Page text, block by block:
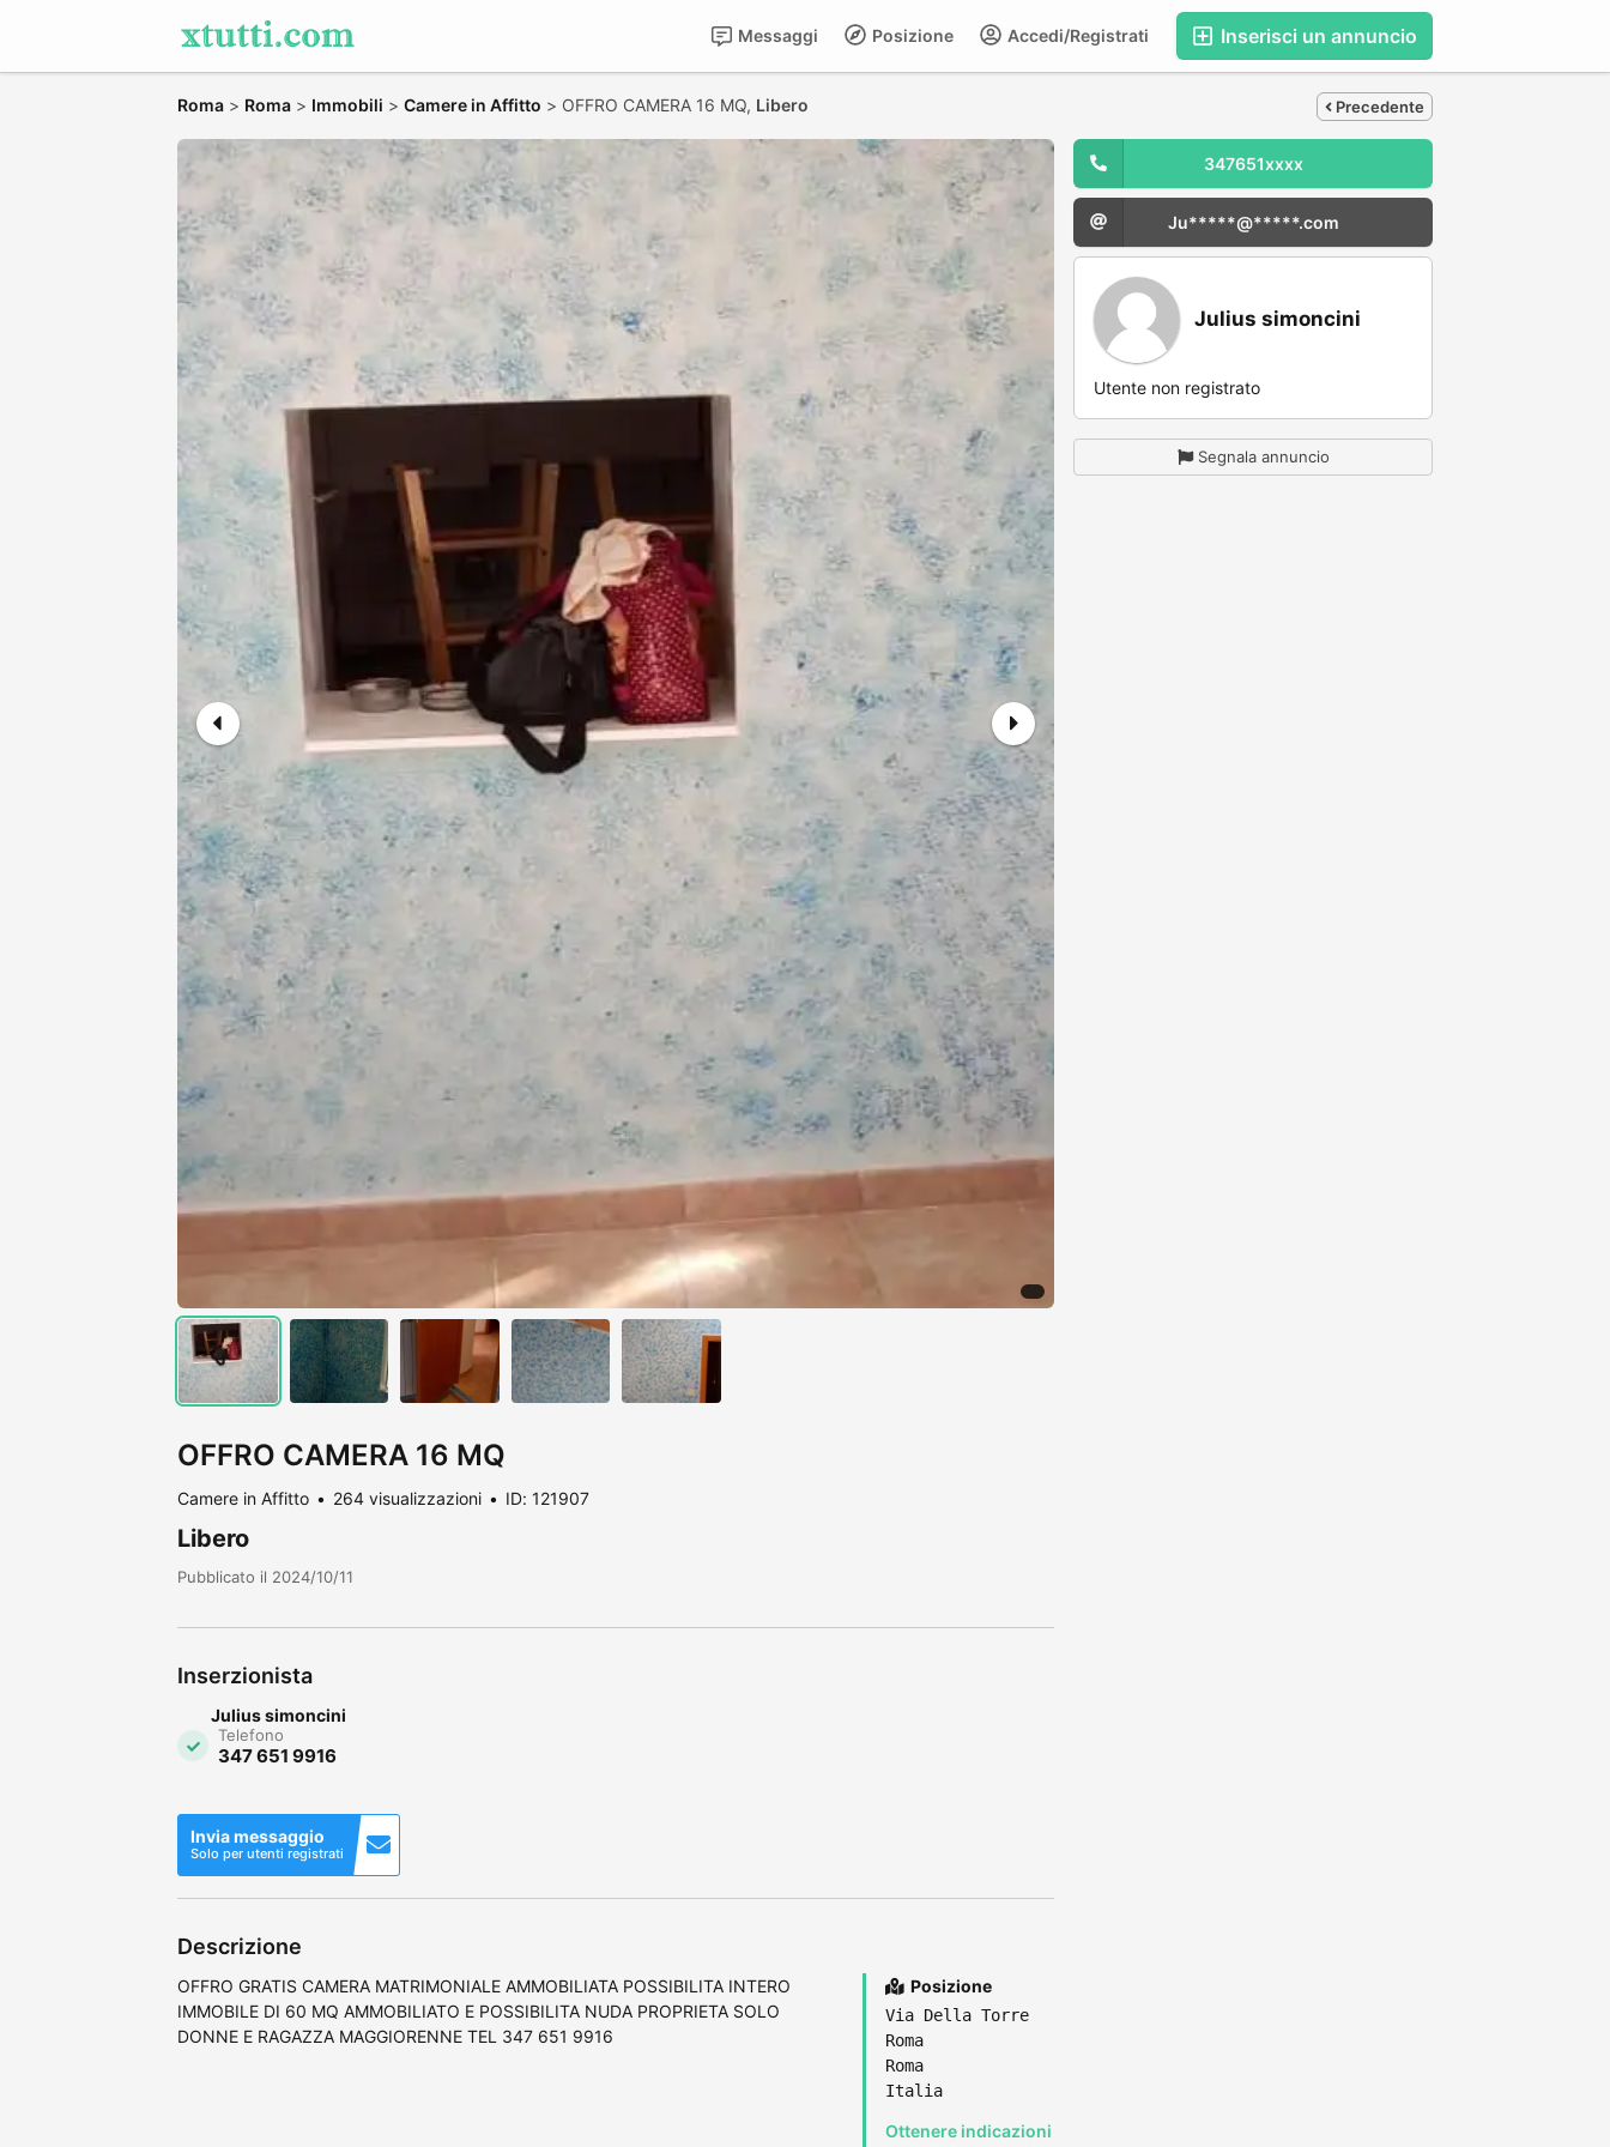
Inserisci un annuncio
Accedi/Registrati
Posizione
Messaggi
Roma > Roma > Immobili > Camere in Affitto > OFFRO CAMERA 16 MQ, Libero Precedente
OFFRO CAMERA 16 MQ
Camere in Affitto 264 visualizzazioni ID: 121907
Libero
Pubblicato il 2024/10/11
Inserzionista
Julius simoncini
Telefono
347 651 9916
Invia messaggio
Solo per utenti registrati
Descrizione
OFFRO GRATIS CAMERA MATRIMONIALE AMMOBILIATA POSSIBILITA INTERO
IMMOBILE DI 60 MQ AMMOBILIATO E POSSIBILITA NUDA PROPRIETA SOLO
DONNE E RAGAZZA MAGGIORENNE TEL 347 651 9916
Posizione
Via Della Torre
Roma
Roma
Italia
Ottenere indicazioni
347651xxxx
Ju*****@*****.com
Julius simoncini
Utente non registrato
Segnala annuncio